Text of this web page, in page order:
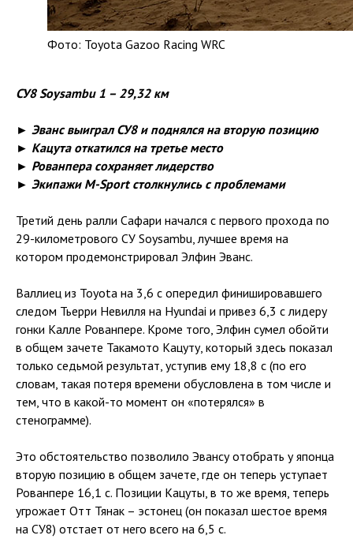
Фото: Toyota Gazoo Racing WRC
СУ8 Soysambu 1 – 29,32 км
► Эванс выиграл СУ8 и поднялся на вторую позицию
► Кацута откатился на третье место
► Рованпера сохраняет лидерство
► Экипажи M-Sport столкнулись с проблемами
Третий день ралли Сафари начался с первого прохода по
29-километрового СУ Soysambu, лучшее время на
котором продемонстрировал Элфин Эванс.
Валлиец из Toyota на 3,6 с опередил финишировавшего
следом Тьерри Невилля на Hyundai и привез 6,3 с лидеру
гонки Калле Рованпере. Кроме того, Элфин сумел обойти
в общем зачете Такамото Кацуту, который здесь показал
только седьмой результат, уступив ему 18,8 с (по его
словам, такая потеря времени обусловлена в том числе и
тем, что в какой-то момент он «потерялся» в
стенограмме).
Это обстоятельство позволило Эвансу отобрать у японца
вторую позицию в общем зачете, где он теперь уступает
Рованпере 16,1 с. Позиции Кацуты, в то же время, теперь
угрожает Отт Тянак – эстонец (он показал шестое время
на СУ8) отстает от него всего на 6,5 с.